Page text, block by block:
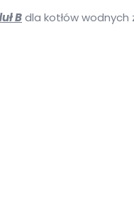
Bdla kotłów wodnych